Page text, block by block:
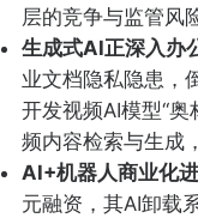
层的竞争与监管风
生成式AI正深入办
业文档隐私隐患，
开发视频AI模型“奥
频内容检索与生成
AI+机器人商业化
元融资，其AI卸载